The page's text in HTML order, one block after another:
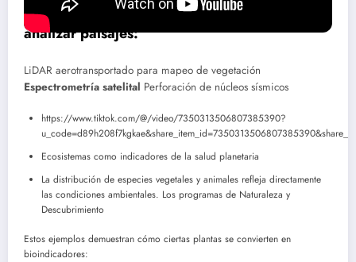
utilizan tecnologías de vanguardia para
analizar paisajes:
LiDAR aerotransportado para mapeo de vegetación
Espectrometría satelital Perforación de núcleos sísmicos
https://www.tiktok.com/@/video/7350313506807385390?
Ecosistemas como indicadores de la salud planetaria
La distribución de especies vegetales y animales refleja directamente
las condiciones ambientales. Los programas de Naturaleza y
Descubrimiento
Estos ejemplos demuestran cómo ciertas plantas se convierten en
bioindicadores: